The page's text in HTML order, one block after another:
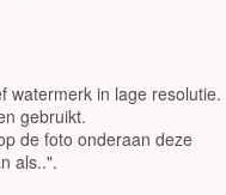
watermerk in lage resolutie.
gebruikt.
de foto onderaan deze
als..".